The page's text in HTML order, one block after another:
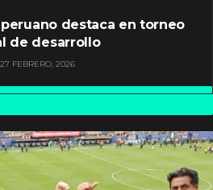
destaca en torneo
de desarrollo
27 FEBRERO, 2026